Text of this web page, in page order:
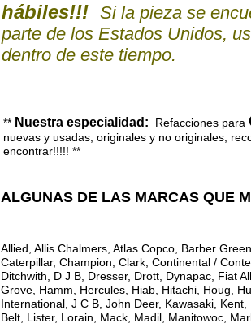
hábiles!!! Si la pieza se
parte de los Estados Unidos,
dentro de este tiempo.
** Nuestra especialidad: Refacciones para
nuevas y usadas, originales y no originales,
encontrar!!!!! **
ALGUNAS DE LAS MARCAS QUE
Allied, Allis Chalmers, Atlas Copco, Barber
Caterpillar, Champion, Clark, Continental /
Ditchwith, D J B, Dresser, Drott, Dynapac, Fiat
Grove, Hamm, Hercules, Hiab, Hitachi, Houg,
International, J C B, John Deer, Kawasaki,
Belt, Lister, Lorain, Mack, Madil, Manitowoc,